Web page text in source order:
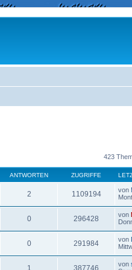
423
ANTWORTEN ZUGRIFFE
2 1109194 von
0 296428 von
0 291984 von
1 387746 von